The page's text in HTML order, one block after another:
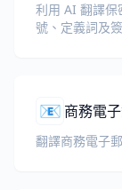
利用 AI 翻譯保
號、定義詞及
📧 商務電
翻譯商務電子